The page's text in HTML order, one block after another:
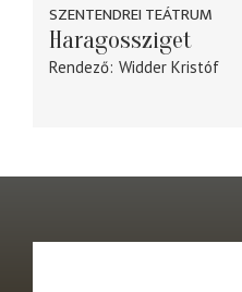
SZENTENDREI TEÁTRUM
Haragossziget
Rendező Widder Kristóf